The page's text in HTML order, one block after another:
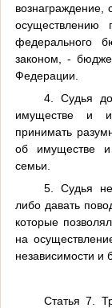
вознаграждение,
осуществлению
федерального
законом, -
Федерации.
4. Судья
имуществе и
принимать
об имуществе и
семьи.
5. Судья не
либо давать
которые
на
независимости и
Статья 7.